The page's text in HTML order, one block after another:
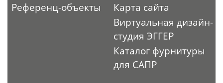
Референц-объекты
Карта сайта
Виртуальная дизайн-
студия ЭГГЕР
Каталог фурнитуры
для САПР